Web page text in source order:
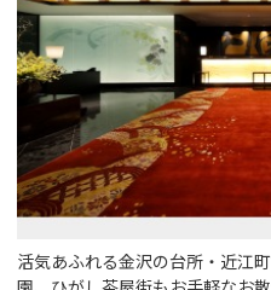
活気あふれる金沢の台所・近江